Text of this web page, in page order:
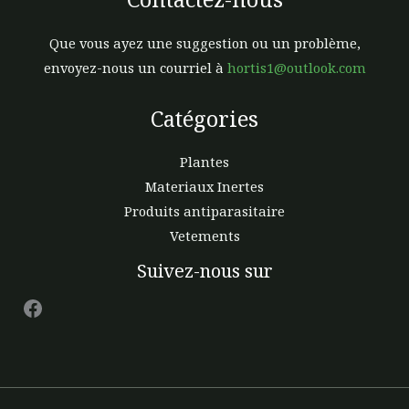
produit
Que vous ayez une suggestion ou un problème,
envoyez-nous un courriel à hortis1@outlook.com
Catégories
Plantes
Materiaux Inertes
Produits antiparasitaire
Vetements
Suivez-nous sur